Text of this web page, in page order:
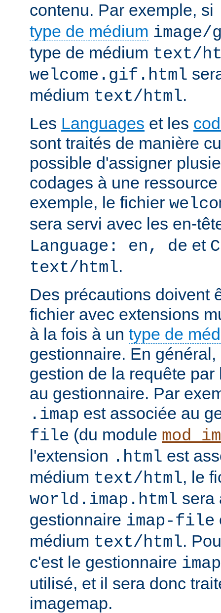
contenu. Par exemple, si
type de médium
type de médium text/
welcome.gif.html
médium text/html.
Les Languages et les
sont traités de manière
possible d'assigner
codages à une
exemple, le fichier
sera servi avec les en-
Language: en, de et
text/html.
Des précautions doivent
fichier avec extensions
à la fois à un type de
gestionnaire. En
gestion de la requête
au gestionnaire. Par
.imap est associée au
file (du module
l'extension .html est
médium text/html, le
world.imap.html sera
gestionnaire imap-file
médium text/html.
c'est le gestionnaire
utilisé, et il sera donc
imagemap.